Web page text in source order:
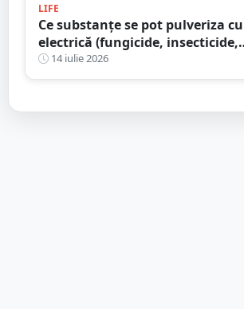
LIFE
Ce substanțe se pot pulveriza
electrică (fungicide, insecticide,
îngrășăminte) și ce variante sunt
recomandate pentru diferite
14 iulie 2026